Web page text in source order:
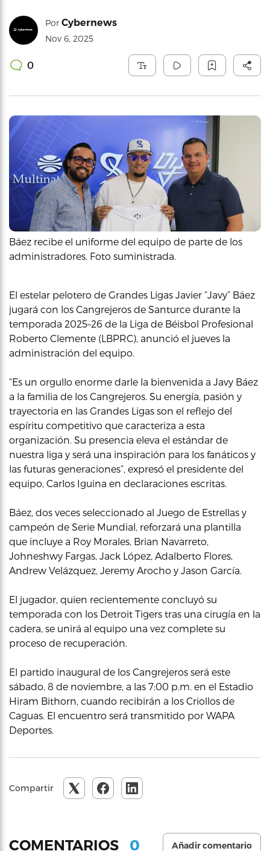
Por Cybernews
Nov 6, 2025
0
Báez recibe el uniforme del equipo de parte de los
administradores. Foto suministrada.
El estelar pelotero de Grandes Ligas Javier “Javy” Báez
jugará con los Cangrejeros de Santurce durante la
temporada 2025–26 de la Liga de Béisbol Profesional
Roberto Clemente (LBPRC), anunció el jueves la
administración del equipo.
“Es un orgullo enorme darle la bienvenida a Javy Báez
a la familia de los Cangrejeros. Su energía, pasión y
trayectoria en las Grandes Ligas son el reflejo del
espíritu competitivo que caracteriza a esta
organización. Su presencia eleva el estándar de
nuestra liga y será una inspiración para los fanáticos y
las futuras generaciones”, expresó el presidente del
equipo, Carlos Iguina en declaraciones escritas.
Báez, dos veces seleccionado al Juego de Estrellas y
campeón de Serie Mundial, reforzará una plantilla
que incluye a Roy Morales, Brian Navarreto,
Johneshwy Fargas, Jack López, Adalberto Flores,
Andrew Velázquez, Jeremy Arocho y Jason García.
El jugador, quien recientemente concluyó su
temporada con los Detroit Tigers tras una cirugía en la
cadera, se unirá al equipo una vez complete su
proceso de recuperación.
El partido inaugural de los Cangrejeros será este
sábado, 8 de noviembre, a las 7:00 p.m. en el Estadio
Hiram Bithorn, cuando recibirán a los Criollos de
Caguas. El encuentro será transmitido por WAPA
Deportes.
Compartir
COMENTARIOS 0 Añadir comentario